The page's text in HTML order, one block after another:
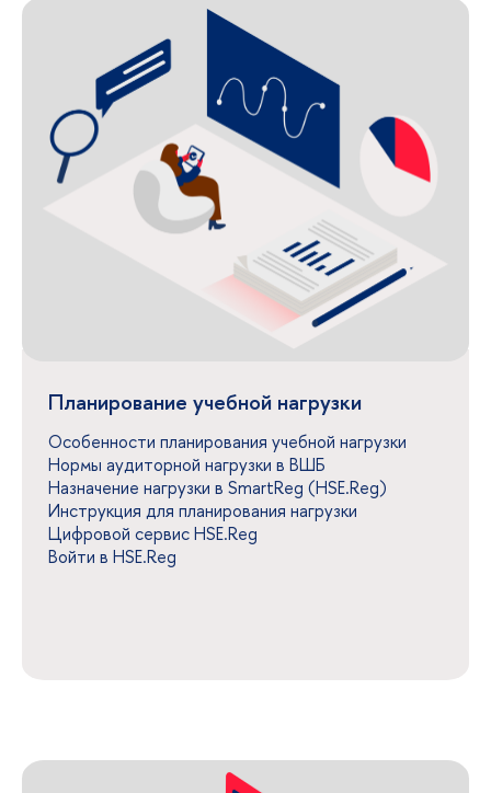
Планирование учебной нагрузки
Особенности планирования учебной нагрузки
Нормы аудиторной нагрузки в ВШБ
Назначение нагрузки в SmartReg (HSE.Reg)
Инструкция для планирования нагрузки
Цифровой сервис HSE.Reg
Войти в HSE.Reg